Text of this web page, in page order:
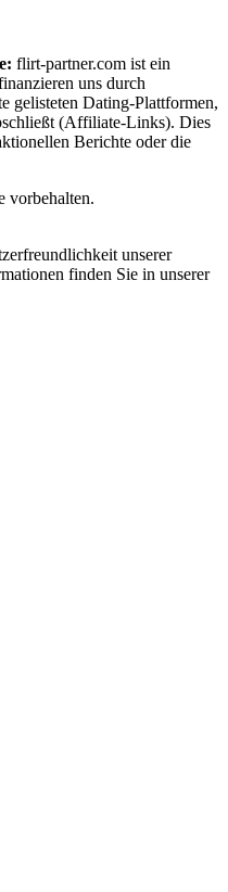
flirt-partner.com ist ein
uns durch
gelisteten Dating-Plattformen,
(Affiliate-Links). Dies
Berichte oder die
vorbehalten.
unserer
finden Sie in unserer